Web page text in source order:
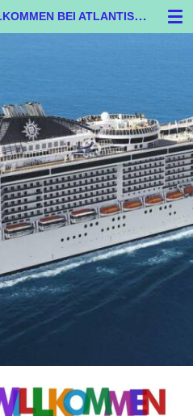
WWW.TOP65.DE - WILLKOMMEN BEI ATLANTIS REISEN